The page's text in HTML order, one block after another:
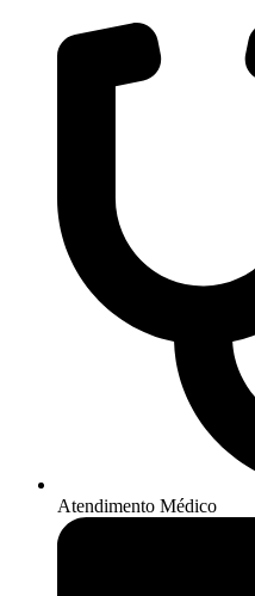
Atendimento Médico